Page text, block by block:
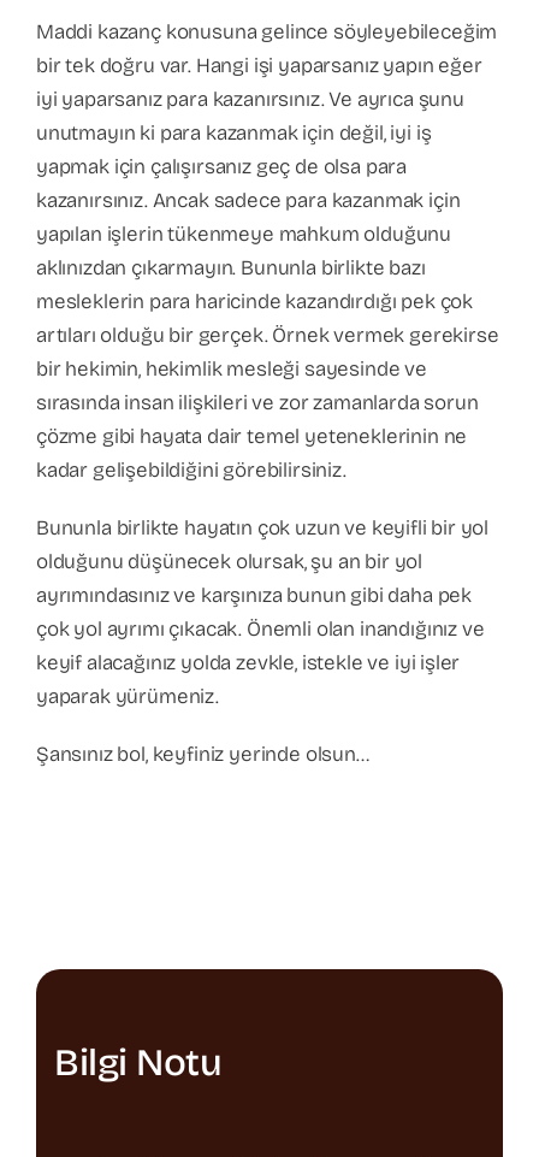
Maddi kazanç konusuna gelince söyleyebileceğim
bir tek doğru var. Hangi işi yaparsanız yapın eğer
iyi yaparsanız para kazanırsınız. Ve ayrıca şunu
unutmayın ki para kazanmak için değil, iyi iş
yapmak için çalışırsanız geç de olsa para
kazanırsınız. Ancak sadece para kazanmak için
yapılan işlerin tükenmeye mahkum olduğunu
aklınızdan çıkarmayın. Bununla birlikte bazı
mesleklerin para haricinde kazandırdığı pek çok
artıları olduğu bir gerçek. Örnek vermek gerekirse
bir hekimin, hekimlik mesleği sayesinde ve
sırasında insan ilişkileri ve zor zamanlarda sorun
çözme gibi hayata dair temel yeteneklerinin ne
kadar gelişebildiğini görebilirsiniz.
Bununla birlikte hayatın çok uzun ve keyifli bir yol
olduğunu düşünecek olursak, şu an bir yol
ayrımındasınız ve karşınıza bunun gibi daha pek
çok yol ayrımı çıkacak. Önemli olan inandığınız ve
keyif alacağınız yolda zevkle, istekle ve iyi işler
yaparak yürümeniz.
Şansınız bol, keyfiniz yerinde olsun…
Bilgi Notu